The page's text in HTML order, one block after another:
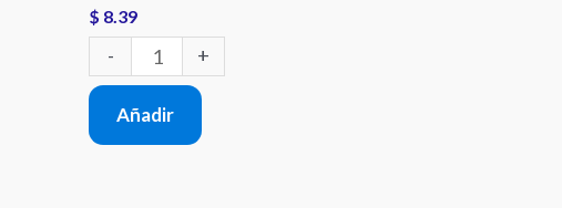
$ 8.39
- +
Añadir